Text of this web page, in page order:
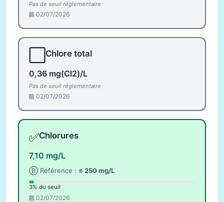
Pas de seuil réglementaire
02/07/2026
Chlore total
0,36 mg(Cl2)/L
Pas de seuil réglementaire
02/07/2026
✅Chlorures
7,10 mg/L
Ⓡ Référence : ≤ 250 mg/L
3% du seuil
02/07/2026